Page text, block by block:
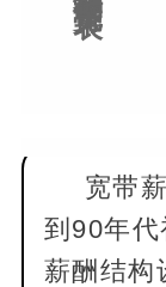
宽带
到90年
薪酬结构